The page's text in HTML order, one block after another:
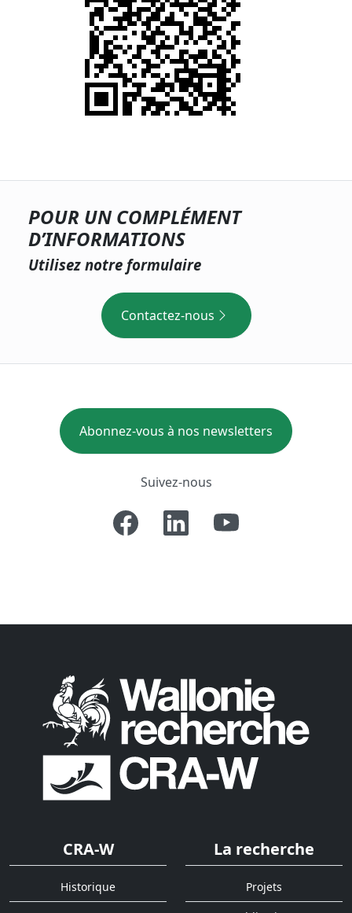
POUR UN COMPLÉMENT
D’INFORMATIONS
Utilisez notre formulaire
Contactez-nous
Abonnez-vous à nos newsletters
Suivez-nous
CRA-W
Historique
La recherche
Projets